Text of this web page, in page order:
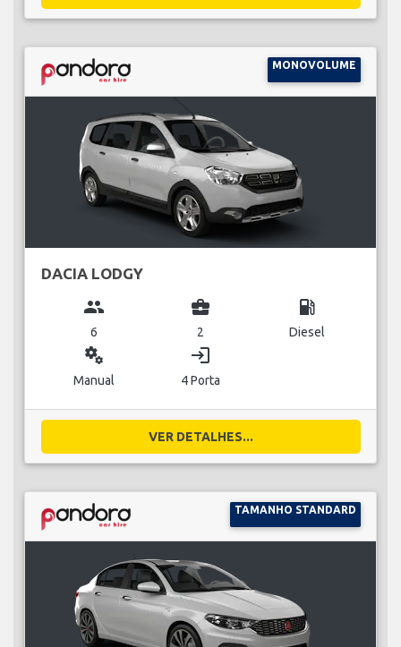
MONOVOLUME
DACIA LODGY
group
6
business_center
2
local_gas_station
Diesel
miscellaneous_services
Manual
login
4 Porta
VER DETALHES...
TAMANHO STANDARD